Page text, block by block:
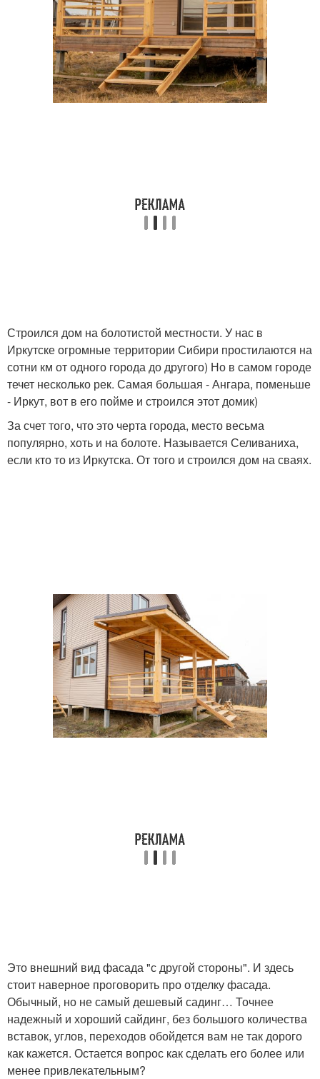
Строился дом на болотистой местности. У нас в
Иркутске огромные территории Сибири простилаются на
сотни км от одного города до другого) Но в самом городе
течет несколько рек. Самая большая - Ангара, поменьше
- Иркут, вот в его пойме и строился этот домик)
За счет того, что это черта города, место весьма
популярно, хоть и на болоте. Называется Селиваниха,
если кто то из Иркутска. От того и строился дом на сваях.
Это внешний вид фасада "с другой стороны". И здесь
стоит наверное проговорить про отделку фасада.
Обычный, но не самый дешевый садинг… Точнее
надежный и хороший сайдинг, без большого количества
вставок, углов, переходов обойдется вам не так дорого
как кажется. Остается вопрос как сделать его более или
менее привлекательным?